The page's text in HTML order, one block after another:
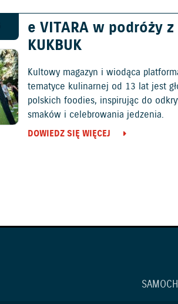
e VITARA w podróży
KUKBUK
Kultowy magazyn i wiodąca
tematyce kulinarnej od 13 lat jest
polskich foodies, inspirując do
smaków i celebrowania jedzenia.
DOWIEDZ SIĘ WIĘCEJ